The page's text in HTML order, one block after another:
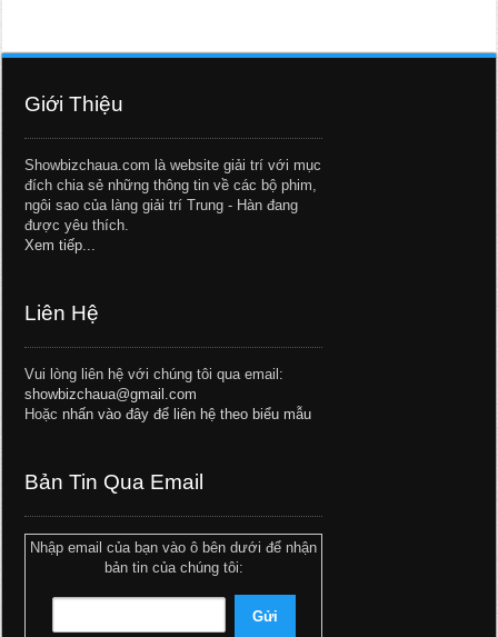
Giới Thiệu
Showbizchaua.com là website giải trí với mục
đích chia sẻ những thông tin về các bộ phim,
ngôi sao của làng giải trí Trung - Hàn đang
được yêu thích.
Xem tiếp...
Liên Hệ
Vui lòng liên hệ với chúng tôi qua email:
showbizchaua@gmail.com
Hoặc nhấn vào đây để liên hệ theo biểu mẫu
Bản Tin Qua Email
Nhập email của bạn vào ô bên dưới để nhận
bản tin của chúng tôi: